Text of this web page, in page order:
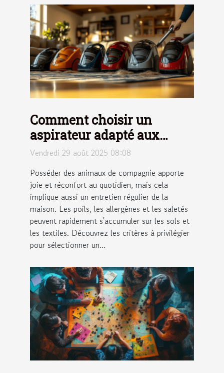
Comment choisir un
aspirateur adapté aux
maisons avec animaux ?
Vendredi 29 août 2025 08:08
Posséder des animaux de compagnie apporte
joie et réconfort au quotidien, mais cela
implique aussi un entretien régulier de la
maison. Les poils, les allergènes et les saletés
peuvent rapidement s'accumuler sur les sols et
les textiles. Découvrez les critères à privilégier
pour sélectionner un...